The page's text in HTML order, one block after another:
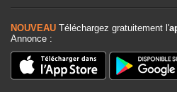
NOUVEAU Téléchargez gratuitement l'
Annonce :